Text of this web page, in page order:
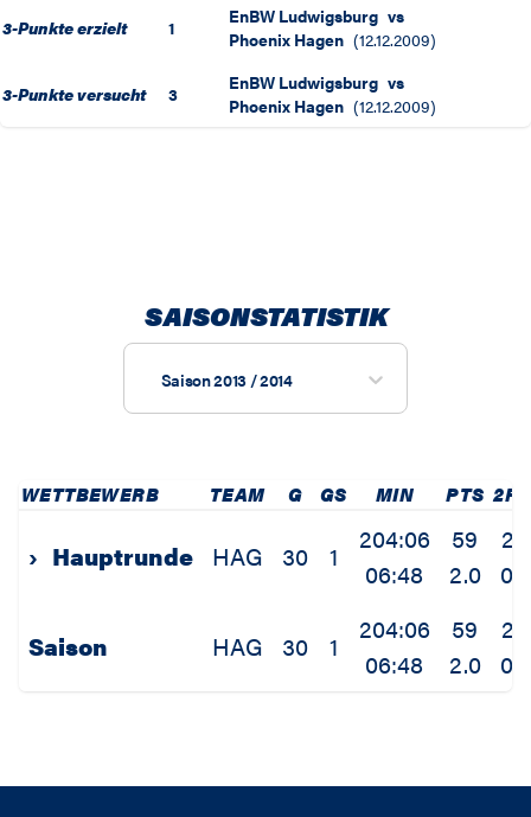
3-Punkte erzielt 1 EnBW Ludwigsburg vs
Phoenix Hagen (12.12.2009)
3-Punkte versucht 3 EnBW Ludwigsburg vs
Phoenix Hagen (12.12.2009)
SAISONSTATISTIK
Saison 2013 / 2014
WETTBEWERB TEAM G GS MIN PTS
› Hauptrunde HAG 30 1
204:06
06:48
59
2.0
20
0.7
Saison HAG 30 1
204:06
06:48
59
2.0
20
0.7